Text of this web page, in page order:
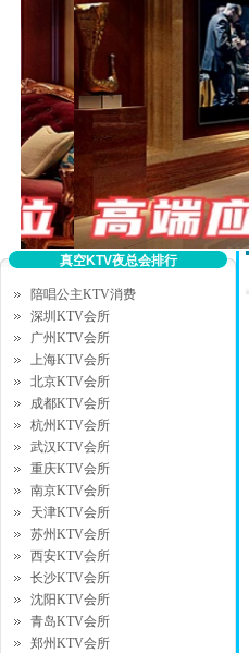
真空KTV夜总会排行
陪唱公主KTV消费
深圳KTV会所
广州KTV会所
上海KTV会所
北京KTV会所
成都KTV会所
杭州KTV会所
武汉KTV会所
重庆KTV会所
南京KTV会所
天津KTV会所
苏州KTV会所
西安KTV会所
长沙KTV会所
沈阳KTV会所
青岛KTV会所
郑州KTV会所